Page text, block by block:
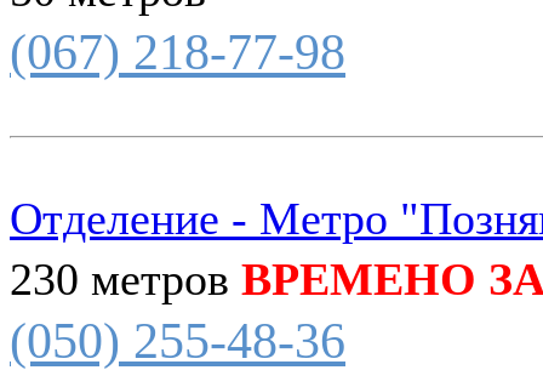
(067) 218-77-98
Отделение - Метро
230 метров ВРЕМЕНО
(050) 255-48-36